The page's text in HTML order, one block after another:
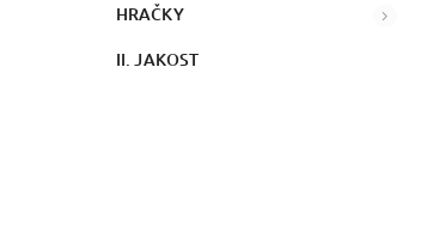
HRAČKY
II. JAKOST